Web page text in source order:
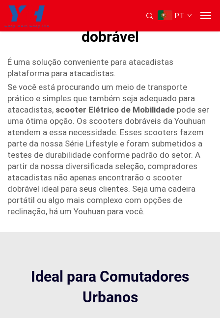
PT
Scooter de mobilidade
dobrável
É uma solução conveniente para atacadistas
plataforma para atacadistas.
Se você está procurando um meio de transporte
prático e simples que também seja adequado para
atacadistas, scooter Elétrico de Mobilidade pode ser
uma ótima opção. Os scooters dobráveis da Youhuan
atendem a essa necessidade. Esses scooters fazem
parte da nossa Série Lifestyle e foram submetidos a
testes de durabilidade conforme padrão do setor. A
partir da nossa diversificada seleção, compradores
atacadistas não apenas encontrarão o scooter
dobrável ideal para seus clientes. Seja uma cadeira
portátil ou algo mais complexo com opções de
reclinação, há um Youhuan para você.
Ideal para Comutadores
Urbanos